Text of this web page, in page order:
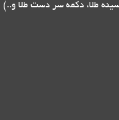
طلا، دکمه سر دست طلا و..)